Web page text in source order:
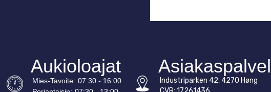
Aukioloajat
Mies-Tavoite: 07:30 - 16:00
Industriparken 42, 4270 Høng